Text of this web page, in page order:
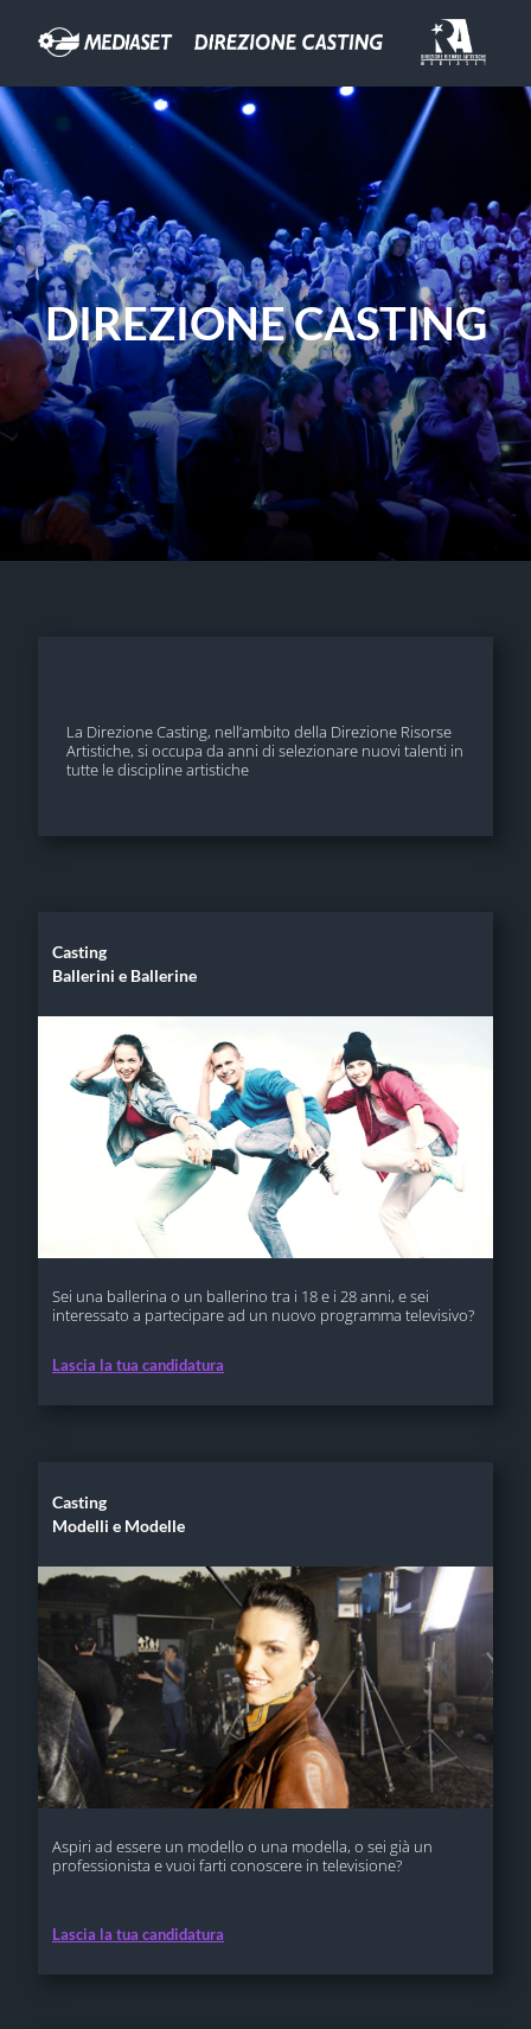
DIREZIONE CASTING
La Direzione Casting, nell’ambito della Direzione Risorse
Artistiche, si occupa da anni di selezionare nuovi talenti in
tutte le discipline artistiche
Casting
Ballerini e Ballerine
Sei una ballerina o un ballerino tra i 18 e i 28 anni, e sei
interessato a partecipare ad un nuovo programma televisivo?
Lascia la tua candidatura
Casting
Modelli e Modelle
Aspiri ad essere un modello o una modella, o sei già un
professionista e vuoi farti conoscere in televisione?
Lascia la tua candidatura